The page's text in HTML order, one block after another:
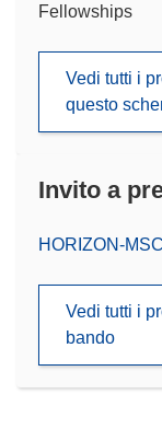
Fellowships
Vedi tutti i
questo
Invito a
(si
nuova
HORIZON-
Vedi tutti i
bando